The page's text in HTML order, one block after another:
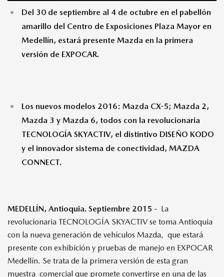
Del 30 de septiembre al 4 de octubre en el pabellón
amarillo del Centro de Exposiciones Plaza Mayor en
Medellín, estará presente Mazda en la primera
versión de EXPOCAR.
Los nuevos modelos 2016: Mazda CX-5; Mazda 2,
Mazda 3 y Mazda 6, todos con la revolucionaria
TECNOLOGÍA SKYACTIV, el distintivo DISEÑO KODO
y el innovador sistema de conectividad, MAZDA
CONNECT.
MEDELLÍN, Antioquia. Septiembre 2015 - La
revolucionaria TECNOLOGÍA SKYACTIV se toma Antioquia
con la nueva generación de vehículos Mazda, que estará
presente con exhibición y pruebas de manejo en EXPOCAR
Medellín. Se trata de la primera versión de esta gran
muestra comercial que promete convertirse en una de las